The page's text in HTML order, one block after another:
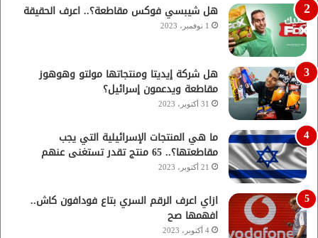
هل شيبسي فوكس مقاطعة؟.. اعرف الحقيقة
1 نوفمبر، 2023
هل شركة إيديتا ومنتجاتها مولتو وهوهوز
مقاطعة ويدعمون إسرائيل؟
31 أكتوبر، 2023
ما هي المنتجات الإسرائيلية التي يجب
مقاطعتها؟.. 65 منتج تقدر تستغنى عنهم
21 أكتوبر، 2023
ازاي اعرف الرقم السري بتاع فودافون كاش..
افهمها صح
4 أكتوبر، 2023